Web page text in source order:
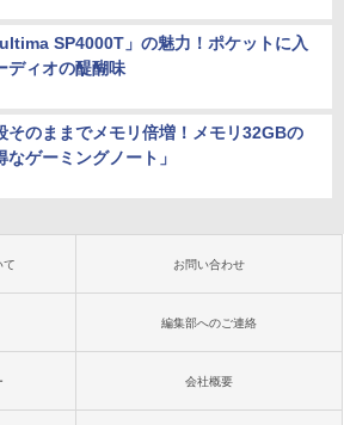
SP4000T」の魅力！ポケットに入
ディオの醍醐味
そのままでメモリ倍増！メモリ32GBの
なゲーミングノート」
て お問い合わせ
編集部へのご連絡
会社概要